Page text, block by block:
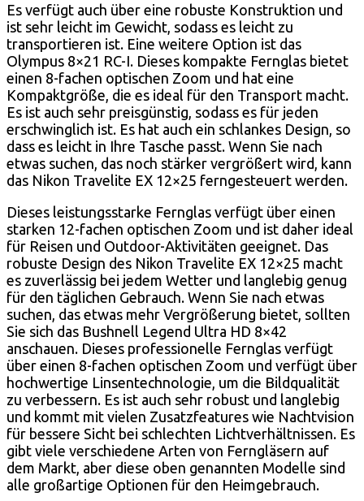
Es verfügt auch über eine robuste Konstruktion und
ist sehr leicht im Gewicht, sodass es leicht zu
transportieren ist. Eine weitere Option ist das
Olympus 8×21 RC-I. Dieses kompakte Fernglas bietet
einen 8-fachen optischen Zoom und hat eine
Kompaktgröße, die es ideal für den Transport macht.
Es ist auch sehr preisgünstig, sodass es für jeden
erschwinglich ist. Es hat auch ein schlankes Design, so
dass es leicht in Ihre Tasche passt. Wenn Sie nach
etwas suchen, das noch stärker vergrößert wird, kann
das Nikon Travelite EX 12×25 ferngesteuert werden.
Dieses leistungsstarke Fernglas verfügt über einen
starken 12-fachen optischen Zoom und ist daher ideal
für Reisen und Outdoor-Aktivitäten geeignet. Das
robuste Design des Nikon Travelite EX 12×25 macht
es zuverlässig bei jedem Wetter und langlebig genug
für den täglichen Gebrauch. Wenn Sie nach etwas
suchen, das etwas mehr Vergrößerung bietet, sollten
Sie sich das Bushnell Legend Ultra HD 8×42
anschauen. Dieses professionelle Fernglas verfügt
über einen 8-fachen optischen Zoom und verfügt über
hochwertige Linsentechnologie, um die Bildqualität
zu verbessern. Es ist auch sehr robust und langlebig
und kommt mit vielen Zusatzfeatures wie Nachtvision
für bessere Sicht bei schlechten Lichtverhältnissen. Es
gibt viele verschiedene Arten von Ferngläsern auf
dem Markt, aber diese oben genannten Modelle sind
alle großartige Optionen für den Heimgebrauch.